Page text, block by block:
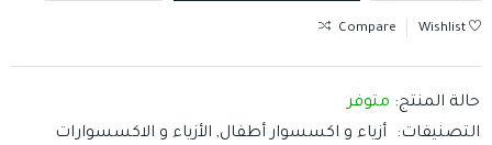
Wishlist
Compare
حالة المنتج: متوفر
التصنيفات:
أزياء و اكسسوار أطفال, الأزياء و الاكسسوارات